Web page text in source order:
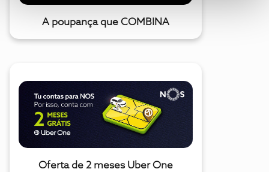
A poupança que COMBINA
Oferta de 2 meses Uber One